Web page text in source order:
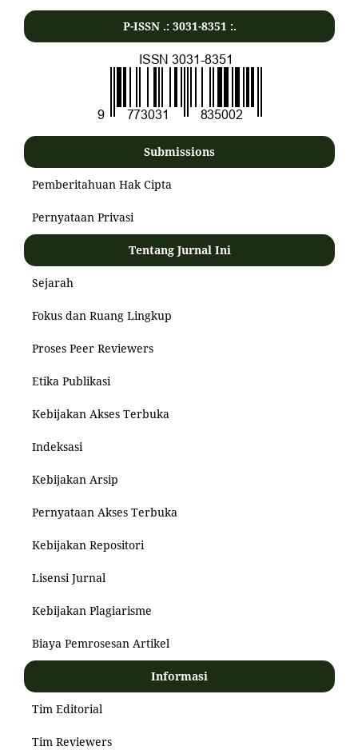
P-ISSN .: 3031-8351:.
Submissions
Pemberitahuan Hak Cipta
Pernyataan Privasi
Tentang Jurnal Ini
Sejarah
Fokus dan Ruang Lingkup
Proses Peer Reviewers
Etika Publikasi
Kebijakan Akses Terbuka
Indeksasi
Kebijakan Arsip
Pernyataan Akses Terbuka
Kebijakan Repositori
Lisensi Jurnal
Kebijakan Plagiarisme
Biaya Pemrosesan Artikel
Informasi
Tim Editorial
Tim Reviewers